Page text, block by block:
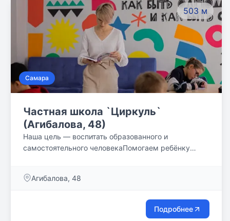
503 м
Самара
Частная школа `Циркуль`
(Агибалова, 48)
Наша цель — воспитать образованного и
самостоятельного человекаПомогаем ребёнку
Агибалова, 48
Подробнее